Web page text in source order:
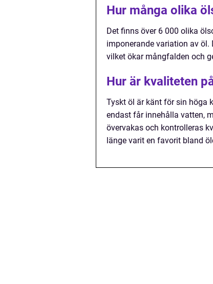
Hur många olika
Det finns över 6 000 olika
imponerande variation av öl.
vilket ökar mångfalden och
Hur är kvaliteten
Tyskt öl är känt för sin höga
endast får innehålla vatten,
övervakas och kontrolleras
länge varit en favorit bland